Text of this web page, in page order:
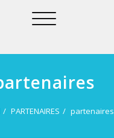
Afficher/masquer
PARTENAIRES partenaires